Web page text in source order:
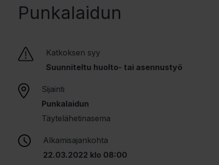
Punkalaidun
Katkoksen syy
Suunniteltu huolto- tai asennustyö
Sijainti
Punkalaidun
Täytelähetinasema
Alkamisajankohta
22.03.2022 klo 08:00